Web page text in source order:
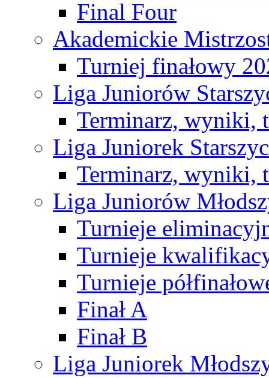
Final Four
Akademickie
Turniej finałowy
Liga Juniorów
Terminarz, wyniki,
Liga Juniorek
Terminarz, wyniki,
Liga Juniorów
Turnieje
Turnieje
Turnieje
Finał A
Finał B
Liga Juniorek